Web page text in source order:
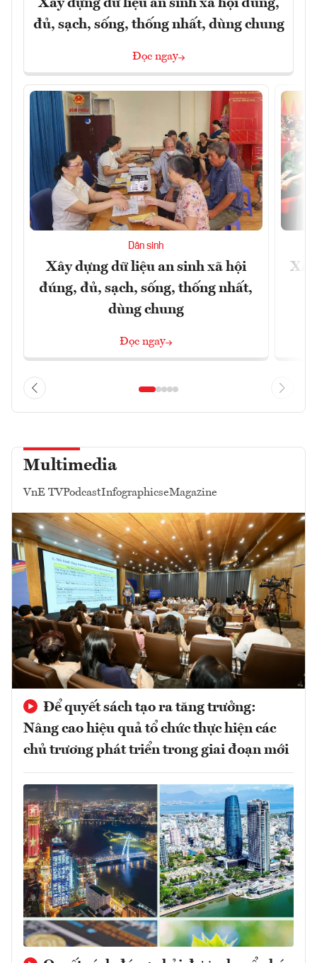
Xây dựng dữ liệu an sinh xã hội đúng,
đủ, sạch, sống, thống nhất, dùng chung
Đọc ngay
Dân sinh
Xây dựng dữ liệu an sinh xã hội
đúng, đủ, sạch, sống, thống nhất,
dùng chung
Đọc ngay
Multimedia
VnE TVPodcastInfographicseMagazine
Để quyết sách tạo ra tăng trưởng:
Nâng cao hiệu quả tổ chức thực hiện các
chủ trương phát triển trong giai đoạn mới